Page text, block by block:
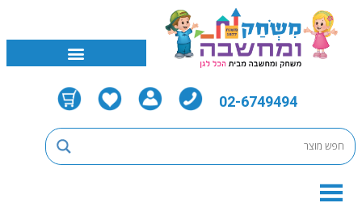
02-6749494